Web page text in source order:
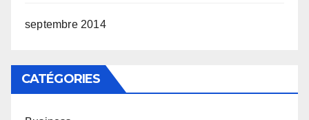
septembre 2014
CATÉGORIES